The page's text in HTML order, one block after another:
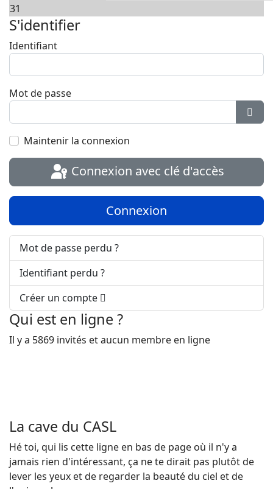
31
S'identifier
Identifiant
Mot de passe
Maintenir la connexion
Connexion avec clé d'accès
Connexion
Mot de passe perdu ?
Identifiant perdu ?
Créer un compte
Qui est en ligne ?
Il y a 5869 invités et aucun membre en ligne
La cave du CASL
Hé toi, qui lis cette ligne en bas de page où il n'y a
jamais rien d'intéressant, ça ne te dirait pas plutôt de
lever les yeux et de regarder la beauté du ciel et de